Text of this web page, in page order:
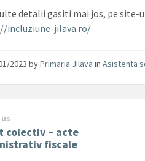
detalii gasiti mai jos, pe site-
incluziune-jilava.ro/
2023byPrimaria Jilava inAsistenta
colectiv – acte
fiscale